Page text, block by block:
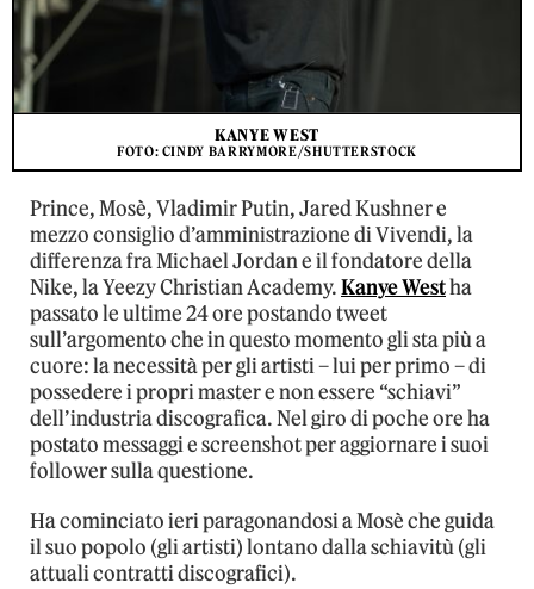
KANYE WEST
FOTO: CINDY BARRYMORE/SHUTTERSTOCK
Prince, Mosè, Vladimir Putin, Jared Kushner e
mezzo consiglio d’amministrazione di Vivendi, la
differenza fra Michael Jordan e il fondatore della
Nike, la Yeezy Christian Academy.Kanye Westha
passato le ultime 24 ore postando tweet
sull’argomento che in questo momento gli sta più a
cuore: la necessità per gli artisti – lui per primo – di
possedere i propri master e non essere “schiavi”
dell’industria discografica. Nel giro di poche ore ha
postato messaggi e screenshot per aggiornare i suoi
follower sulla questione.
Ha cominciato ieri paragonandosi a Mosè che guida
il suo popolo (gli artisti) lontano dalla schiavitù (gli
attuali contratti discografici).